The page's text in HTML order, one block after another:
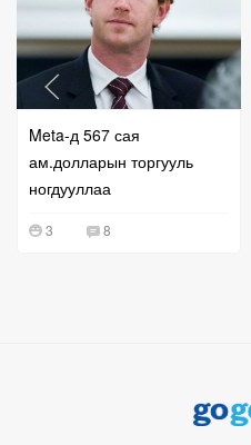
Meta-д 567 сая
ам.долларын торгууль
ногдууллаа
3 8